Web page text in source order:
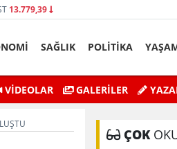
13.779,39
SAĞLIK POLİTİKA
ve Belediye Başkan Vekili
VİDEOLAR GALERİLER
ÇOK